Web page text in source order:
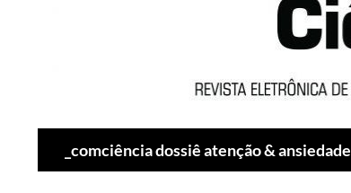
_comciência dossiê atenção & ansiedade